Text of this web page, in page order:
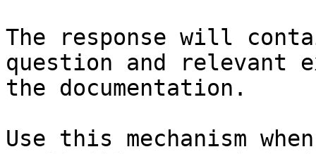
The response will
question and relevant
the documentation.
Use this mechanism